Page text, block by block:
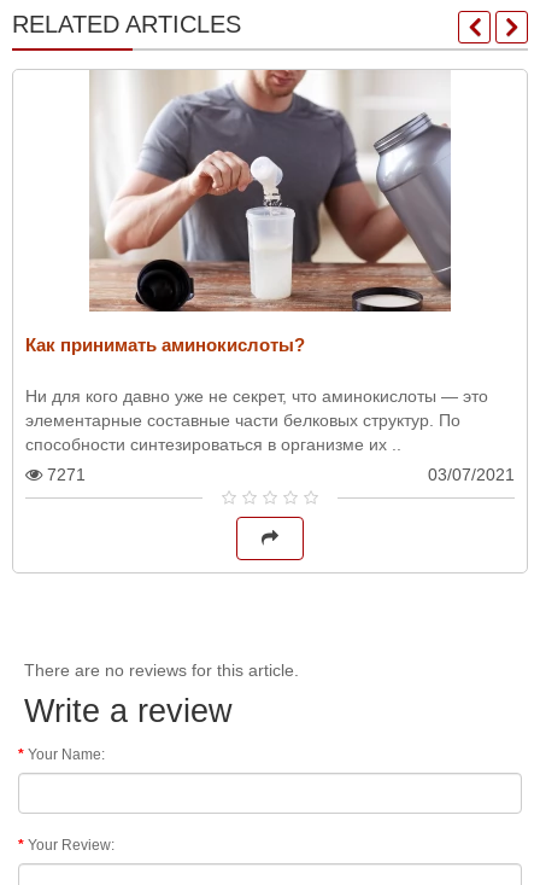
RELATED ARTICLES
Как принимать аминокислоты?
Ни для кого давно уже не секрет, что аминокислоты — это
элементарные составные части белковых структур. По
способности синтезироваться в организме их ..
7271
03/07/2021
There are no reviews for this article.
Write a review
Your Name:
Your Review: